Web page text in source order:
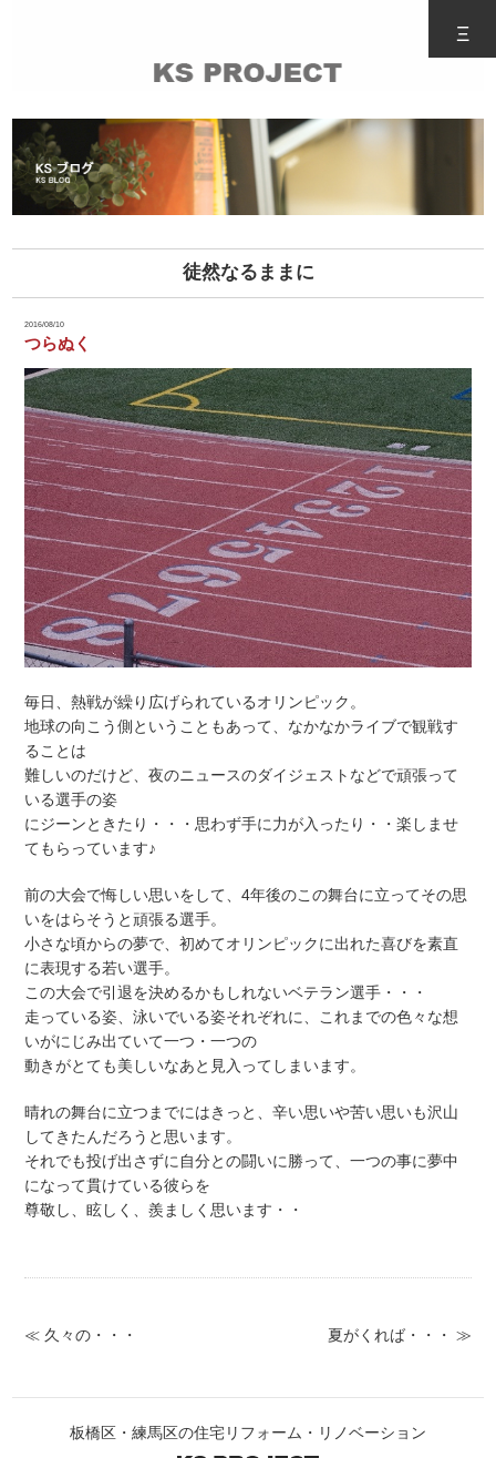
Ξ
徒然なるままに
2016/08/10
つらぬく
毎日、熱戦が繰り広げられているオリンピック。
地球の向こう側ということもあって、なかなかライブで観戦す
ることは
難しいのだけど、夜のニュースのダイジェストなどで頑張って
いる選手の姿
にジーンときたり・・・思わず手に力が入ったり・・楽しませ
てもらっています♪
前の大会で悔しい思いをして、4年後のこの舞台に立ってその思
いをはらそうと頑張る選手。
小さな頃からの夢で、初めてオリンピックに出れた喜びを素直
に表現する若い選手。
この大会で引退を決めるかもしれないベテラン選手・・・
走っている姿、泳いでいる姿それぞれに、これまでの色々な想
いがにじみ出ていて一つ・一つの
動きがとても美しいなあと見入ってしまいます。
晴れの舞台に立つまでにはきっと、辛い思いや苦い思いも沢山
してきたんだろうと思います。
それでも投げ出さずに自分との闘いに勝って、一つの事に夢中
になって貫けている彼らを
尊敬し、眩しく、羨ましく思います・・
夏がくれば・・・ ≫
≪ 久々の・・・
板橋区・練馬区の住宅リフォーム・リノベーション